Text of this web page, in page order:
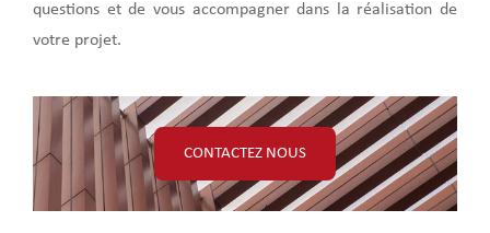
questions et de vous accompagner dans la réalisation de
votre projet.
CONTACTEZ NOUS